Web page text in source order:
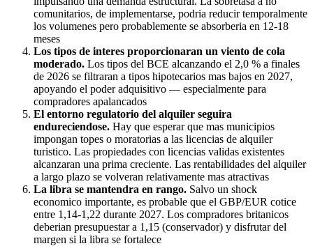
comunitarios, de implementarse, podria reducir temporalmente
los volumenes pero probablemente se absorberia en 12-18
meses
Los tipos de interes proporcionaran un viento de cola
moderado. Los tipos del BCE alcanzando el 2,0 % a finales
de 2026 se filtraran a tipos hipotecarios mas bajos en 2027,
apoyando el poder adquisitivo — especialmente para
compradores apalancados
El entorno regulatorio del alquiler seguira
endureciendose. Hay que esperar que mas municipios
impongan topes o moratorias a las licencias de alquiler
turistico. Las propiedades con licencias validas existentes
alcanzaran una prima creciente. Las rentabilidades del alquiler
a largo plazo se volveran relativamente mas atractivas
La libra se mantendra en rango. Salvo un shock
economico importante, es probable que el GBP/EUR cotice
entre 1,14-1,22 durante 2027. Los compradores britanicos
deberian presupuestar a 1,15 (conservador) y disfrutar del
margen si la libra se fortalece